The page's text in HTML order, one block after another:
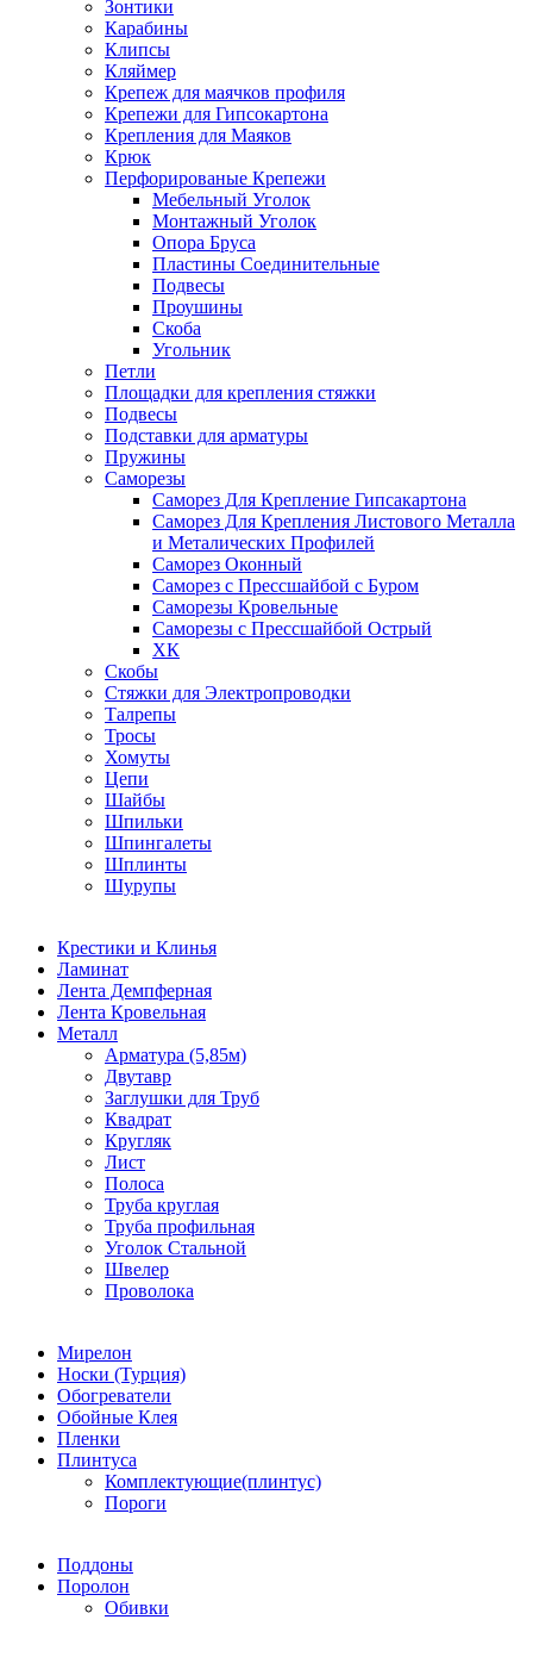
Зонтики
Карабины
Клипсы
Кляймер
Крепеж для маячков профиля
Крепежи для Гипсокартона
Крепления для Маяков
Крюк
Перфорированые Крепежи
Мебельный Уголок
Монтажный Уголок
Опора Бруса
Пластины Соединительные
Подвесы
Проушины
Скоба
Угольник
Петли
Площадки для крепления стяжки
Подвесы
Подставки для арматуры
Пружины
Саморезы
Саморез Для Крепление Гипсакартона
Саморез Для Крепления Листового Металла
и Металических Профилей
Саморез Оконный
Саморез с Прессшайбой с Буром
Саморезы Кровельные
Саморезы с Прессшайбой Острый
ХК
Скобы
Стяжки для Электропроводки
Талрепы
Тросы
Хомуты
Цепи
Шайбы
Шпильки
Шпингалеты
Шплинты
Шурупы
Крестики и Клинья
Ламинат
Лента Демпферная
Лента Кровельная
Металл
Арматура (5,85м)
Двутавр
Заглушки для Труб
Квадрат
Кругляк
Лист
Полоса
Труба круглая
Труба профильная
Уголок Стальной
Швелер
Проволока
Мирелон
Носки (Турция)
Обогреватели
Обойные Клея
Пленки
Плинтуса
Комплектующие(плинтус)
Пороги
Поддоны
Поролон
Обивки